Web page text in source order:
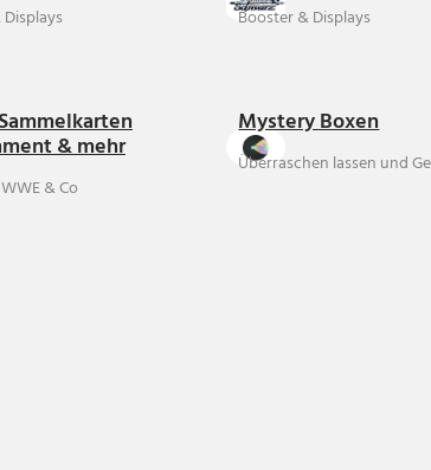
Booster & Displays
& mehr
& Co
Mystery Boxen
Überraschen lassen und